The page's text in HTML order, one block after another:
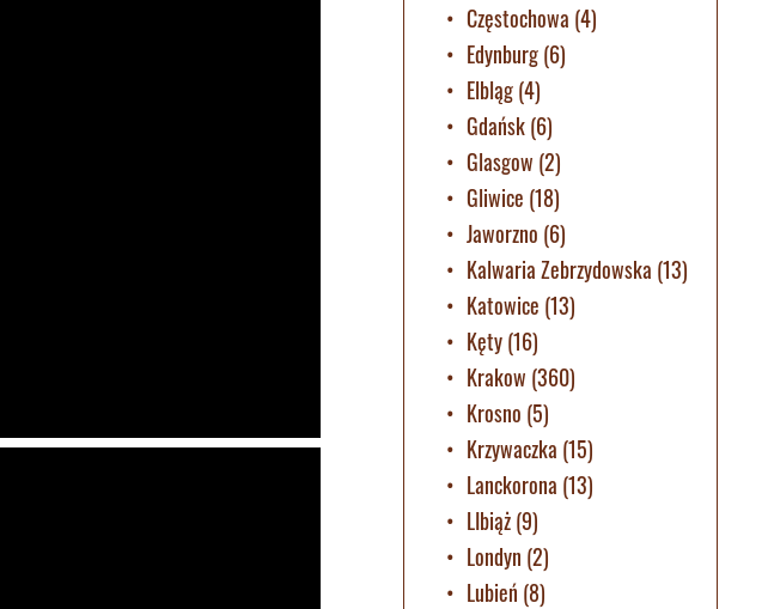
Częstochowa (4)
Edynburg(6)
Elbląg(4)
Gdańsk(6)
Glasgow (2)
Gliwice (18)
Jaworzno (6)
Kalwaria Zebrzydowska (13)
Katowice (13)
Kęty(16)
Krakow (360)
Krosno (5)
Krzywaczka (15)
Lanckorona (13)
LIbiąż(9)
Londyn (2)
Lubień (8)